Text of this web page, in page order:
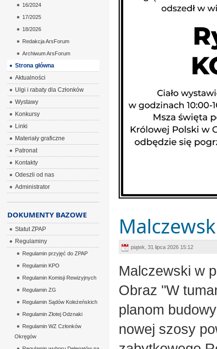
piątek, 31 lipca 2026 15:12
Malczewski w
Obraz "W
planom budowy
nowej szosy
16/2024
17/2025
18/2026
Redakcja ArsForum
Archiwum ArsForum
Strona główna
Aktualności
Ulgi i rabaty dla Członków
Wystawy
Konkursy
Linki
Materiały graficzne
Patronat
Kontakty
Odeszli od nas
Administrator
DOKUMENTY BAZOWE
Statut ZPAP
Regulaminy
Regulamin przyjęć do ZPAP
Regulamin KPO
Regulamin Komisji Rewizyjnych
Regulamin ZG
Regulamin Sądów Koleżeńskich
Regulamin Złotej Odznaki
Regulamin WZ Członków
Okręgów